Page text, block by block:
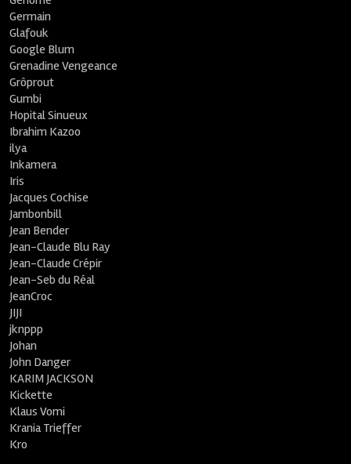
Germain
Glafouk
Google Blum
Grenadine Vengeance
Grôprout
Gumbi
Hopital Sinueux
Ibrahim Kazoo
ilya
Inkamera
Iris
Jacques Cochise
Jambonbill
Jean Bender
Jean-Claude Blu Ray
Jean-Claude Crépir
Jean-Seb du Réal
JeanCroc
JIJI
jknppp
Johan
John Danger
KARIM JACKSON
Kickette
Klaus Vomi
Krania Trieffer
Kro